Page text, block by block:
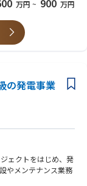
万円 ~ 900 万円
の発電事業
ェクトをはじめ、発
やメンテナンス業務